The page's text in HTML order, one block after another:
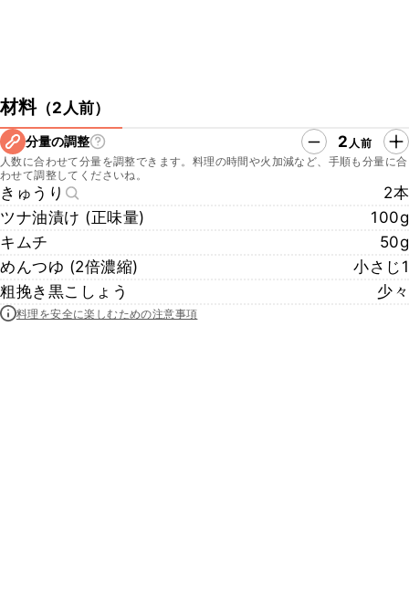
材料（2人前）
分量の調整 2 人前
人数に合わせて分量を調整できます。料理の時間や火加減など、手順も分量に合
わせて調整してくださいね。
きゅうり
2本
ツナ油漬け (正味量)
100g
キムチ
50g
めんつゆ (2倍濃縮)
小さじ1
粗挽き黒こしょう
少々
料理を安全に楽しむための注意事項